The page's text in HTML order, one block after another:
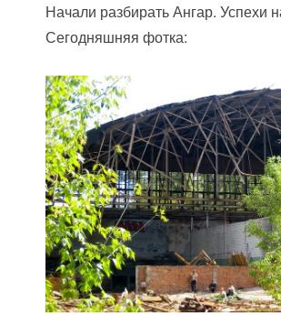
Начали разбирать Ангар. Успехи
Сегодняшняя фотка: